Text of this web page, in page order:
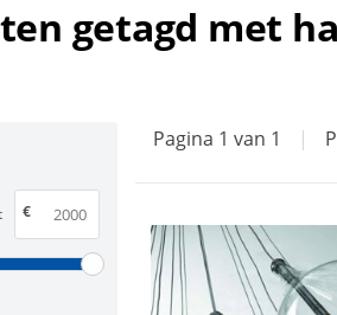
getagd met
€
Pagina 1 van 1 |